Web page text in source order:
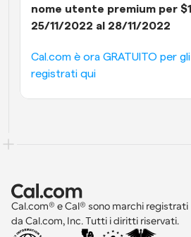
nome utente premium per
25/11/2022 al 28/11/2022
Cal.com è ora GRATUITO per
registrati qui
Cal.com® e Cal® sono marchi registrati
da Cal.com, Inc. Tutti i diritti riservati.